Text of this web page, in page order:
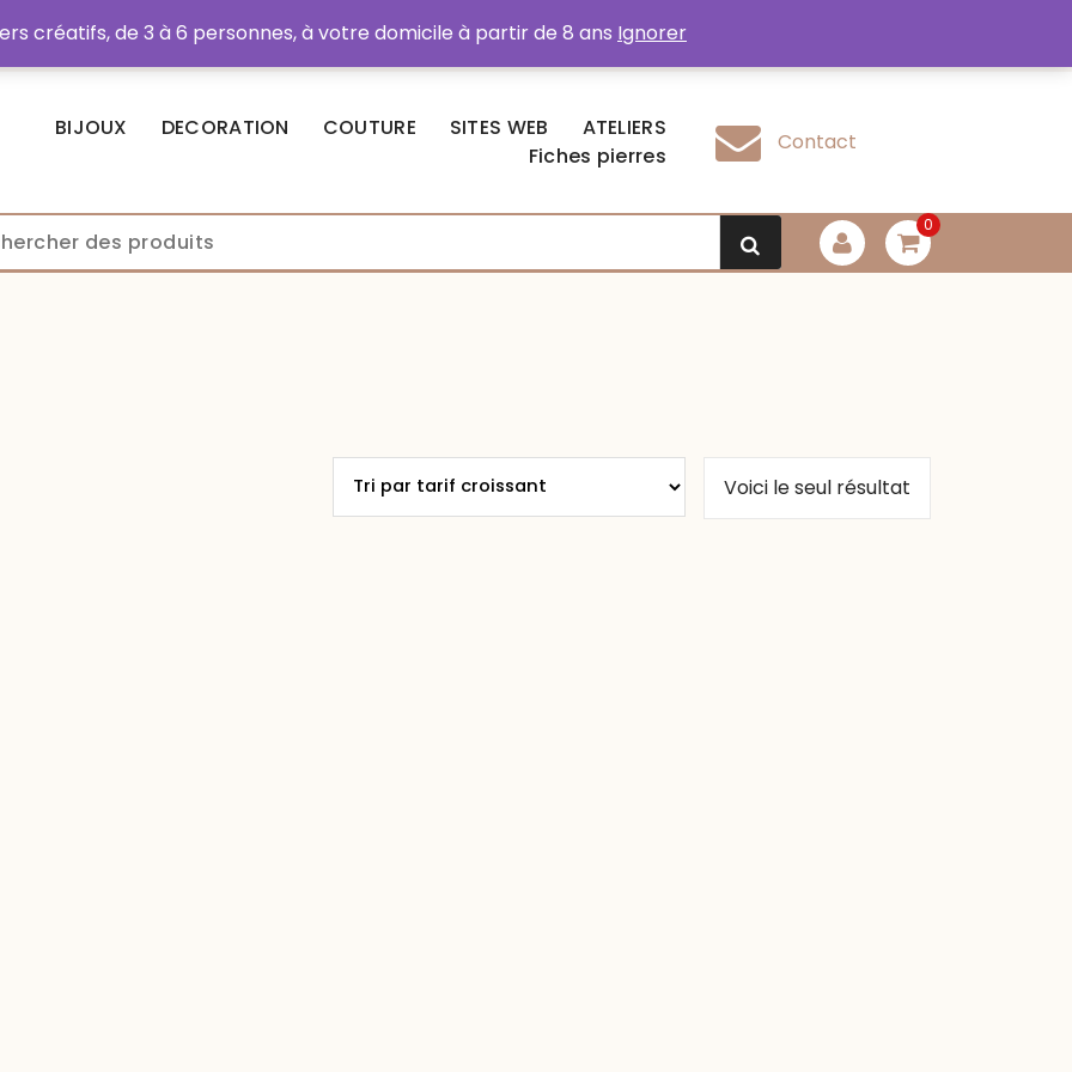
BIJOUX DECORATION COUTURE SITES WEB
ATELIERS
Fiches pierres
Contact
0
Voici le seul résultat
créatifs, de 3 à 6 personnes, à votre domicile à partir de 8 ans Ignorer